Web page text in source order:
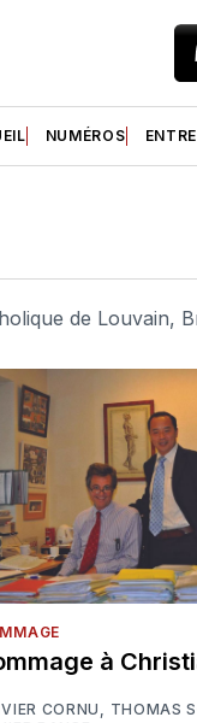
NUMÉROS
de Louvain,
à
CORNU, THOMAS